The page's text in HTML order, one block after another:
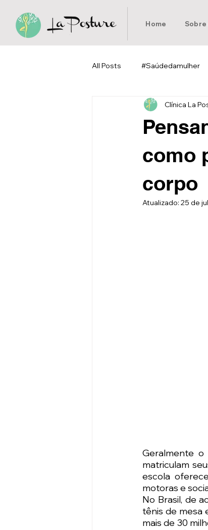
Home Sobre
All Posts #Saúdedamulher
#Homeoffice
como
corpo
Clínica La
Atualizado: 25 de
Geralmente
matriculam
escola
motoras e
No Brasil, de
tênis de mesa
mais de 30